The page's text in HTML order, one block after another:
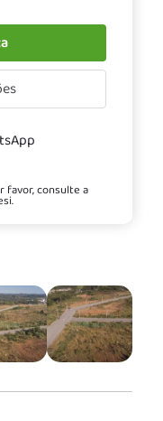
favor, consulte a